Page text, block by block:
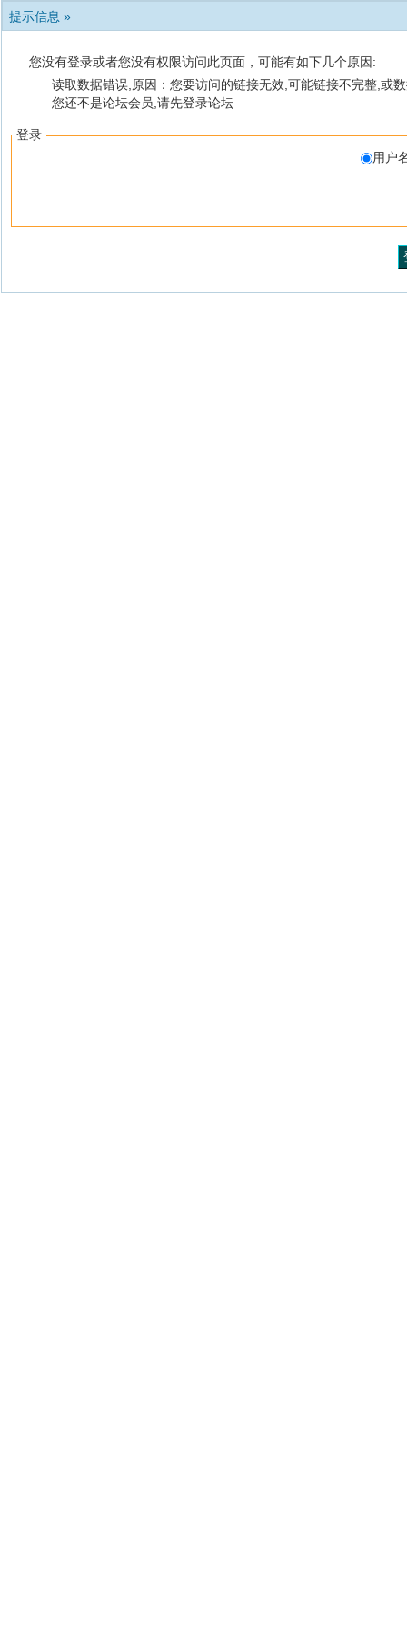
提示信息 »
您没有登录或者您没有权限访问此页面，可能有如下几个原因:
读取数据错误,原因：您要访问的链接无效,可能链接不完整,或
您还不是论坛会员,请先登录论坛
登录
用户